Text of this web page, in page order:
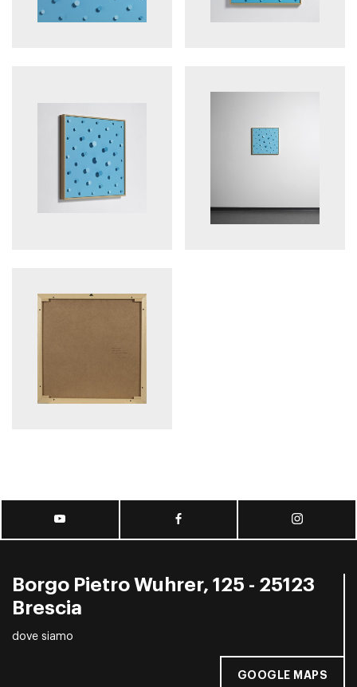
Borgo Pietro Wuhrer, 125 - 25123
Brescia
dove siamo
GOOGLE MAPS